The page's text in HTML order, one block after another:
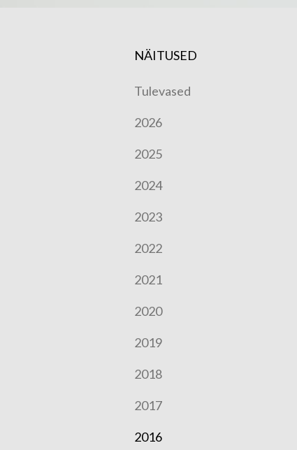
NÄITUSED
Tulevased
2026
2025
2024
2023
2022
2021
2020
2019
2018
2017
2016